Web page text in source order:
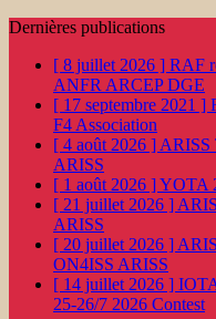
Dernières publications
[ 8 juillet 2026 ] RAF
ANFR ARCEP DGE
[ 17 septembre 2021 ]
F4 Association
[ 4 août 2026 ] ARISS
ARISS
[ 1 août 2026 ]YOTA
[ 21 juillet 2026 ]
ARISS
[ 20 juillet 2026 ]
ON4ISS ARISS
[ 14 juillet 2026 ]
25-26/7 2026 Contest